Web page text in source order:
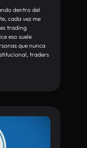
dentro del
cada vez me
trading
eso suele
que nunca
traders